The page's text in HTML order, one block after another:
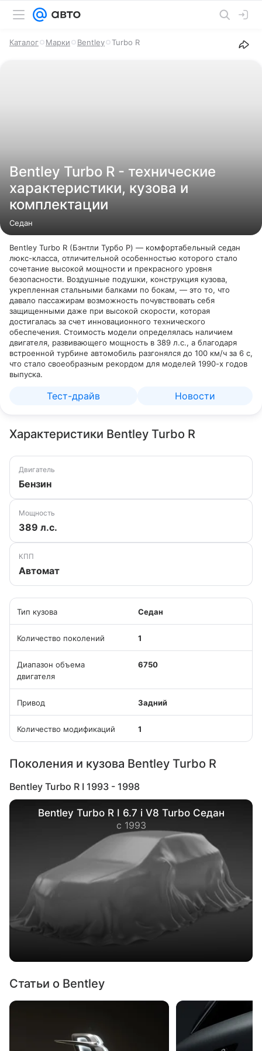
Каталог Марки Bentley Turbo R
Bentley Turbo R - технические
характеристики, кузова и
комплектации
Седан
Bentley Turbo R (Бэнтли Турбо Р) — комфортабельный седан
люкс-класса, отличительной особенностью которого стало
сочетание высокой мощности и прекрасного уровня
безопасности. Воздушные подушки, конструкция кузова,
укрепленная стальными балками по бокам, — это то, что
давало пассажирам возможность почувствовать себя
защищенными даже при высокой скорости, которая
достигалась за счет инновационного технического
обеспечения. Стоимость модели определялась наличием
двигателя, развивающего мощность в 389 л.с., а благодаря
встроенной турбине автомобиль разгонялся до 100 км/ч за 6 с,
что стало своеобразным рекордом для моделей 1990-х годов
выпуска.
Тест-драйв Новости
Характеристики Bentley Turbo R
Двигатель
Бензин
Мощность
389 л.с.
КПП
Автомат
Тип кузова Седан
Количество поколений 1
Диапазон объема
двигателя
6750
Привод Задний
Количество модификаций 1
Поколения и кузова Bentley Turbo R
Bentley Turbo R I 1993 - 1998
Bentley Turbo R I 6.7 i V8 Turbo Седан
с 1993
Статьи о Bentley